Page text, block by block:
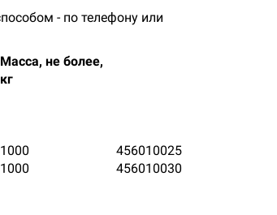
- по телефону или
Масса, не более,
кг
1000 456010025
1000 456010030